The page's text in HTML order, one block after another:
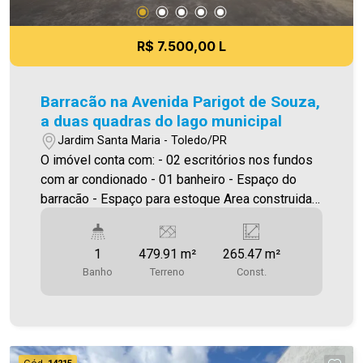
R$ 7.500,00 L
Barracão na Avenida Parigot de Souza,
a duas quadras do lago municipal
Jardim Santa Maria - Toledo/PR
O imóvel conta com: - 02 escritórios nos fundos
com ar condionado - 01 banheiro - Espaço do
barracão - Espaço para estoque Area construida:
(Fundo de Conservação do Imóvel), equivalente a
6% do valor do aluguel. Para mais detalhes sobre
o FCI, acesse o menu LOCAÇÃO em nosso site. A
na venda. Aproveite essa oportunidade, agende
1
Banho
479.91 m²
Terreno
265.47 m²
Const.